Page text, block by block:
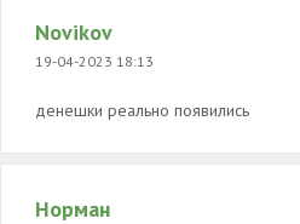
Novikov
19-04-2023 18:13
денешки реально появились
Норман